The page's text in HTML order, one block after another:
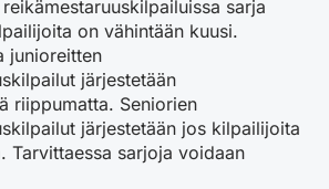
sarja
on vähintään kuusi.
junioreitten
järjestetään
riippumatta. Seniorien
järjestetään jos kilpailijoita
Tarvittaessa sarjoja voidaan